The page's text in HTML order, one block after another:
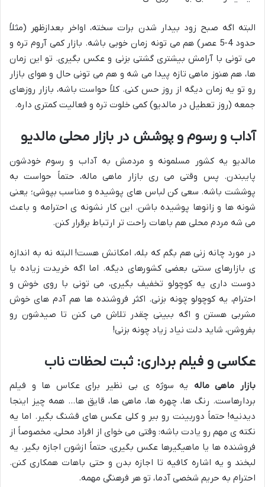
البته اگه صبح زود بیدار شدن برات سخته، اواخر بعدازظهر (مثلاً
حدود 4-5 عصر) هم می تونه زمان خوبی باشه. بازار کمی آروم تره و
می تونی با آرامش بیشتری گشتی بزنی و عکس بگیری. تو این زمان
ها، هم هنوز ماهی تازه پیدا می شه و هم می تونی حال و هوای بازار
رو تو یه زمان دیگه از روز حس کنی. کلاً حواست باشه، بازار روزهای
جمعه (روز تعطیل در مالدیو) کمی خلوت تره و فعالیت کمتری داره.
آداب و رسوم و پوشش در بازار محلی مالدیو
مالدیو یه کشور مسلمونه و مردمش به آداب و رسوم خودشون
پایبندن. پس وقتی می ری بازار ماهی ماله، حتماً حواست به
پوششت باشه. سعی کن لباس های پوشیده و مناسب بپوشی؛ یعنی
شونه ها و زانوها پوشیده باشن. این کار نشونه ی احترامه و باعث
می شه مردم محلی هم باهات راحت تر ارتباط برقرار کنن.
در مورد چانه زنی هم بگم که بله، امکانش هست! البته نه به اندازه
ی بازارهای سنتی بعضی کشورهای دیگه. اما اگه خریدت زیاده یا
دوست داری یه کوچولو تخفیف بگیری، می تونی با روی خوش و
احترام، یه کوچولو چونه بزنی. اکثر فروشنده ها هم آدم های خوش
مشربی هستن و اگه ببینی چقدر تلاش می کنن تا صیدشون رو
بفروشن، شاید دلت نیاد زیاد چونه بزنی!
عکاسی و فیلم برداری: ثبت لحظات ناب
بازار ماهی ماله یه سوژه ی بی نظیر برای عکاس ها و فیلم
بردارهاست. رنگ ها، چهره ها، ماهی ها، قایق ها… همه چیز اینجا
دیدنیه! حتماً دوربینت رو ببر و کلی عکس های قشنگ بگیر. اما یه
نکته ی مهم رو یادت باشه: وقتی می خوای از افراد محلی، مخصوصاً از
فروشنده ها یا ماهیگیرها عکس بگیری، حتماً ازشون اجازه بگیر. یه
لبخند و یه اشاره کافیه تا اجازه بدن و حتی باهات همکاری کنن.
احترام به حریم شخصی آدما، تو هر فرهنگی مهمه.